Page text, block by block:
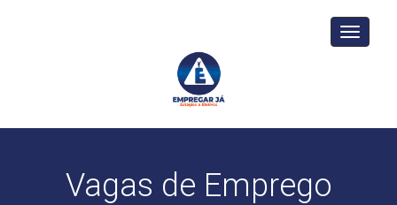
Toggle
Vagas de Emprego